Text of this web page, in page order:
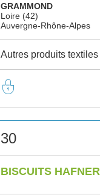
GRAMMOND
Loire (42)
Auvergne-Rhône-Alpes
Autres produits textiles
30
BISCUITS HAFNER